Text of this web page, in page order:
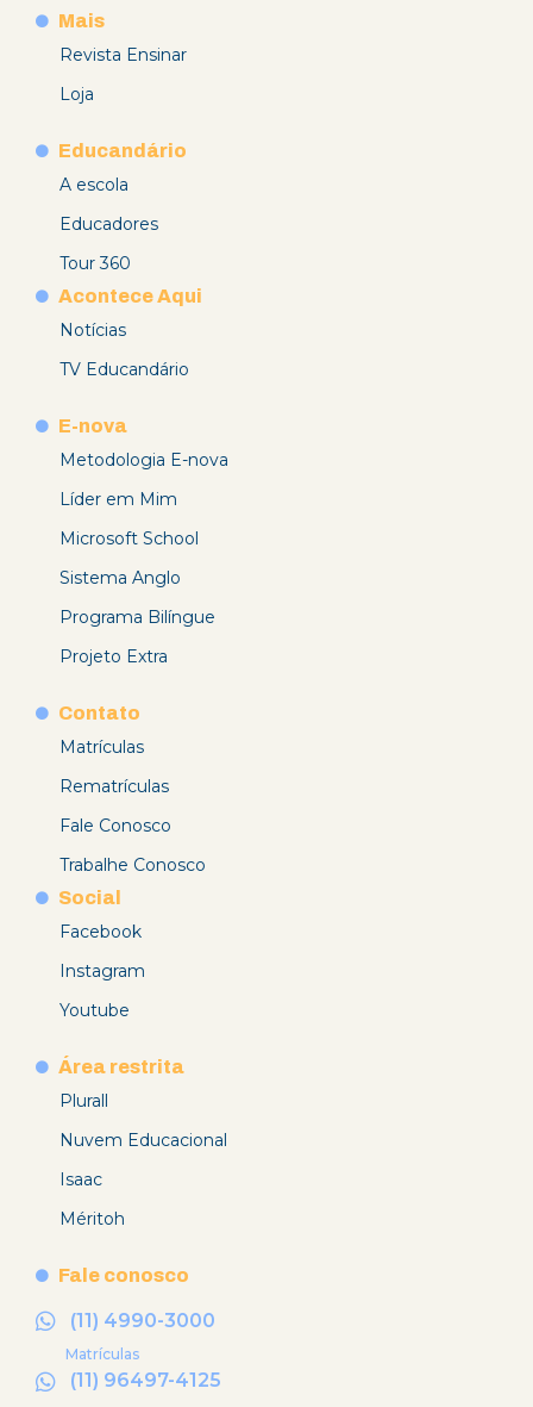
Mais
Revista Ensinar
Loja
Educandário
A escola
Educadores
Tour 360
Acontece Aqui
Notícias
TV Educandário
E-nova
Metodologia E-nova
Líder em Mim
Microsoft School
Sistema Anglo
Programa Bilíngue
Projeto Extra
Contato
Matrículas
Rematrículas
Fale Conosco
Trabalhe Conosco
Social
Facebook
Instagram
Youtube
Área restrita
Plurall
Nuvem Educacional
Isaac
Méritoh
Fale conosco
(11) 4990-3000
Matrículas
(11) 96497-4125